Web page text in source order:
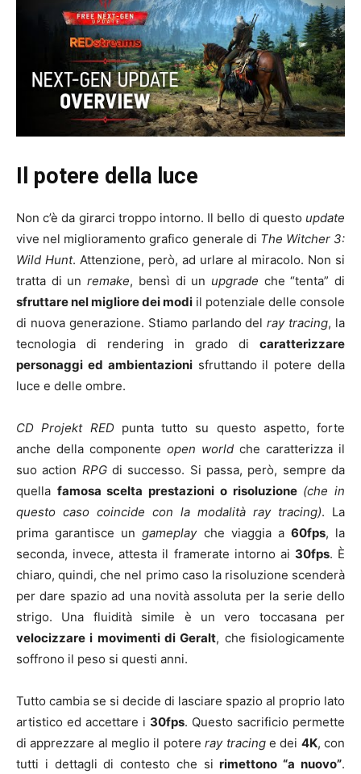
Il potere della luce
Non c’è da girarci troppo intorno. Il bello di questo update
vive nel miglioramento grafico generale di The Witcher 3:
Wild Hunt. Attenzione, però, ad urlare al miracolo. Non si
tratta di unremake, bensì di un upgrade che “tenta” di
sfruttare nel migliore dei modi il potenziale delle console
di nuova generazione. Stiamo parlando delray tracing, la
tecnologia di rendering in grado di caratterizzare
personaggi ed ambientazionisfruttando il potere della
luce e delle ombre.
CD Projekt REDpunta tutto su questo aspetto, forte
anche della componente open world che caratterizza il
suo action RPGdi successo. Si passa, però, sempre da
quella famosa scelta prestazioni o risoluzione (che in
questo caso coincide con la modalità ray tracing). La
prima garantisce ungameplayche viaggia a 60fps, la
seconda, invece, attesta il framerate intorno ai 30fps. È
chiaro, quindi, che nel primo caso la risoluzione scenderà
per dare spazio ad una novità assoluta per la serie dello
strigo. Una fluidità simile è un vero toccasana per
velocizzare i movimenti di Geralt, che fisiologicamente
soffrono il peso si questi anni.
Tutto cambia se si decide di lasciare spazio al proprio lato
artistico ed accettare i 30fps. Questo sacrificio permette
di apprezzare al meglio il potereray tracinge dei 4K, con
tutti i dettagli di contesto che sirimettono “a nuovo”.